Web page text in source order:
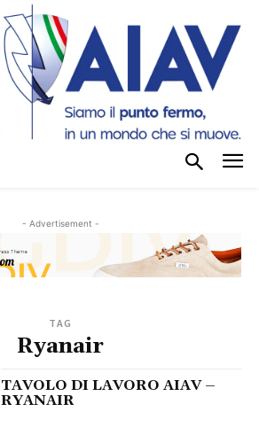
- Advertisement -
TAG
Ryanair
TAVOLO DI LAVORO AIAV –
RYANAIR